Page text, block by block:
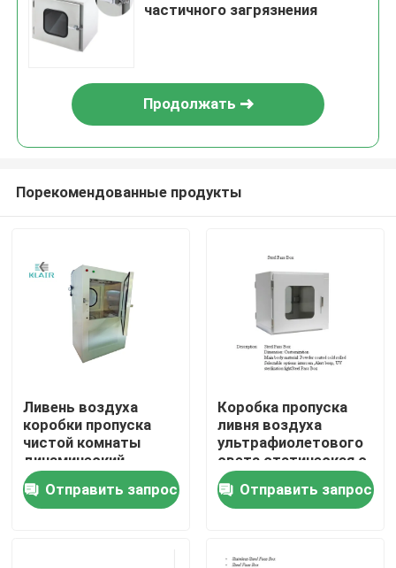
Дом
частичного загрязнения
Продолжать
Порекомендованные продукты
Ливень воздуха
коробки пропуска
чистой комнаты
динамический
малошумный с
опционным
ультрафиолетовым
Отправить запрос
Коробка пропуска
ливня воздуха
ультрафиолетового
света статическая с
покрытым
порошком
холоднопрокатным
Отправить запрос